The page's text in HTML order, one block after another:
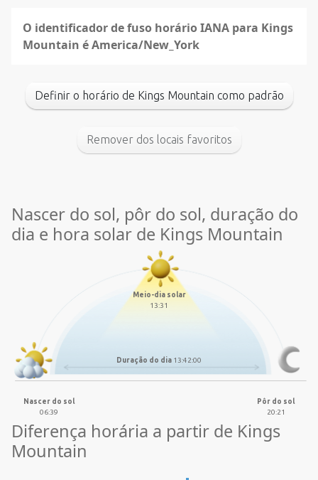
O identificador de fuso horário IANA para Kings
Mountain é America/New_York
Definir o horário de Kings Mountain como padrão
Remover dos locais favoritos
Nascer do sol, pôr do sol, duração do
dia e hora solar de Kings Mountain
Meio-dia solar
13:31
Duração do dia 13:42:00
Nascer do sol
06:39
Pôr do sol
20:21
Diferença horária a partir de Kings
Mountain